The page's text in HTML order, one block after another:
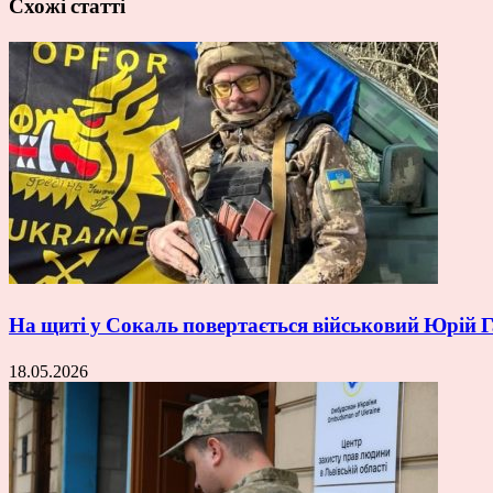
На щиті у Сокаль повертається військовий Юрій
18.05.2026